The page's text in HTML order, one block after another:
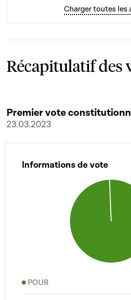
Charger toutes les
Récapitulatif des
23.03.2023
Informations de vote
POUR